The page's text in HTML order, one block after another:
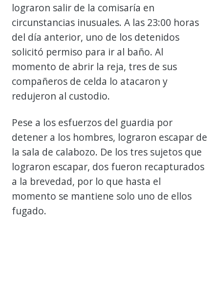
lograron salir de la comisaría en
circunstancias inusuales. A las 23:00 horas
del día anterior, uno de los detenidos
solicitó permiso para ir al baño. Al
momento de abrir la reja, tres de sus
compañeros de celda lo atacaron y
redujeron al custodio.
Pese a los esfuerzos del guardia por
detener a los hombres, lograron escapar de
la sala de calabozo. De los tres sujetos que
lograron escapar, dos fueron recapturados
a la brevedad, por lo que hasta el
momento se mantiene solo uno de ellos
fugado.